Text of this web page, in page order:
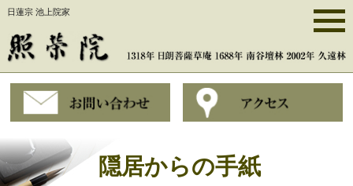
日蓮宗 池上院家
隠居からの手紙